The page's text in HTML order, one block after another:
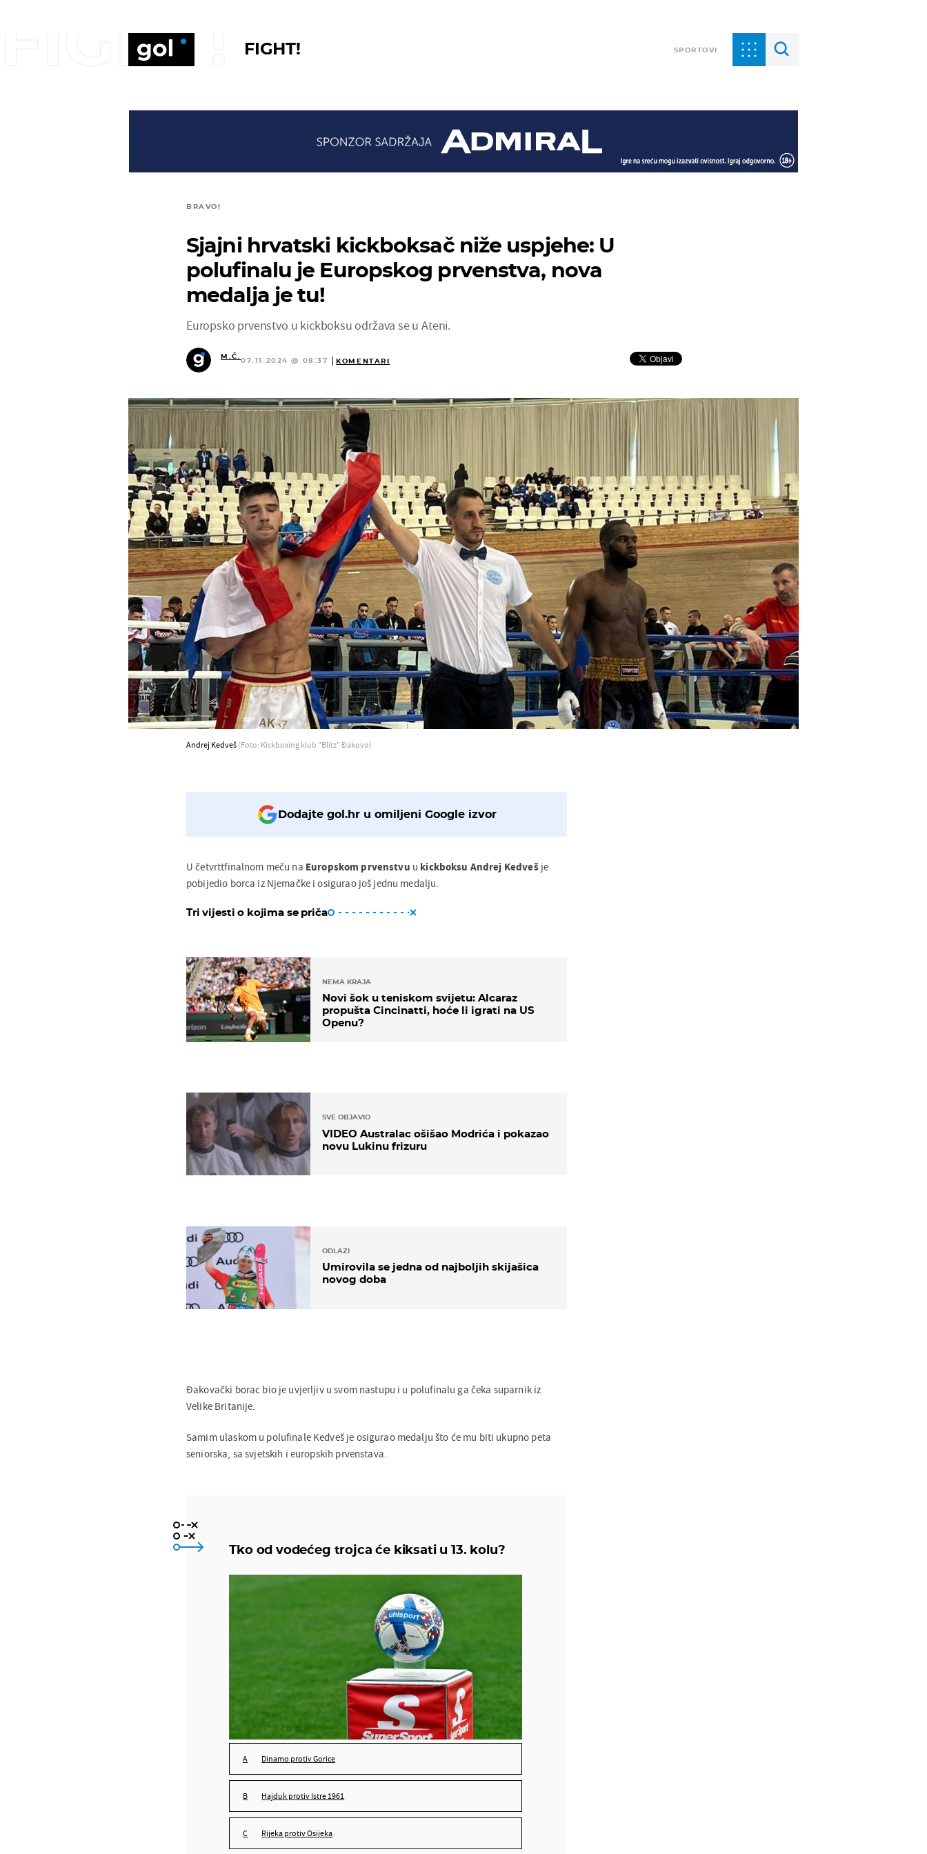
FIGHT! SPORTOVI
FIGHT!
BRAVO!
Sjajni hrvatski kickboksač niže uspjehe: U
polufinalu je Europskog prvenstva, nova
medalja je tu!
Europsko prvenstvo u kickboksu održava se u Ateni.
M.Č.
07.11.2024 @ 08:37 KOMENTARI
Andrej Kedveš (Foto: Kickboxing klub "Blitz" Đakovo)
Dodajte gol.hr u omiljeni Google izvor
U četvrttfinalnom meču na Europskom prvenstvu u kickboksu Andrej Kedvešje
pobijedio borca iz Njemačke i osigurao još jednu medalju.
Tri vijesti o kojima se priča
NEMA KRAJA
Novi šok u teniskom svijetu: Alcaraz
propušta Cincinatti, hoće li igrati na US
Openu?
SVE OBJAVIO
VIDEO Australac ošišao Modrića i pokazao
novu Lukinu frizuru
ODLAZI
Umirovila se jedna od najboljih skijašica
novog doba
Đakovački borac bio je uvjerljiv u svom nastupu i u polufinalu ga čeka suparnik iz
Velike Britanije.
Samim ulaskom u polufinale Kedveš je osigurao medalju što će mu biti ukupno peta
seniorska, sa svjetskih i europskih prvenstava.
Tko od vodećeg trojca će kiksati u 13. kolu?
Dinamo protiv Gorice
Hajduk protiv Istre 1961
Rijeka protiv Osijeka
Hajduk protiv Istre 1961